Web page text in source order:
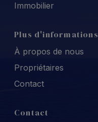
Immobilier
Plus d'informations
À propos de nous
Propriétaires
Contact
Contact